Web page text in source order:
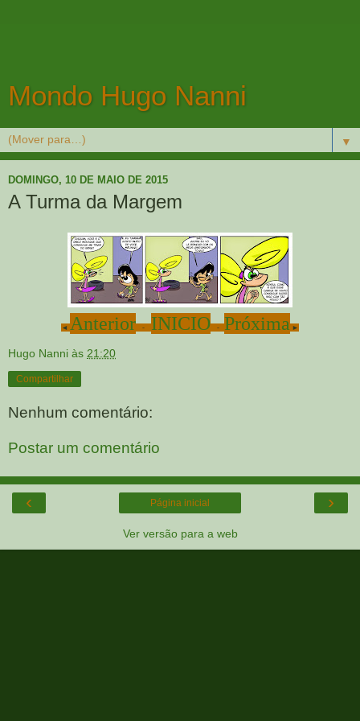
Mondo Hugo Nanni
▼
DOMINGO, 10 DE MAIO DE 2015
A Turma da Margem
◄ Anterior - INICIO - Próxima ►
Hugo Nanni às 21:20
Compartilhar
Nenhum comentário:
Postar um comentário
‹ ›
Página inicial
Ver versão para a web